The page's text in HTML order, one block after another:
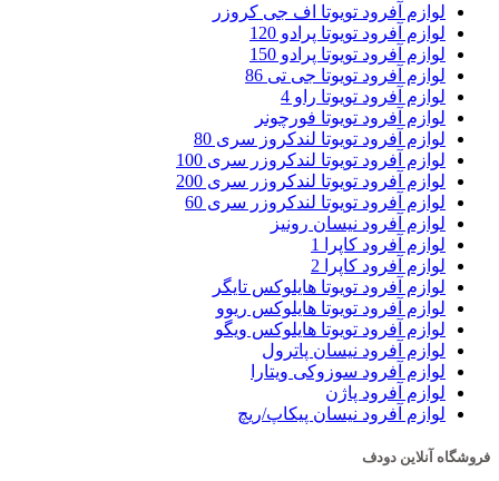
لوازم آفرود تویوتا اف جی کروزر
لوازم آفرود تویوتا پرادو 120
لوازم آفرود تویوتا پرادو 150
لوازم آفرود تویوتا جی تی 86
لوازم آفرود تویوتا راو 4
لوازم آفرود تویوتا فورچونر
لوازم آفرود تویوتا لندکروز سری 80
لوازم آفرود تویوتا لندکروزر سری 100
لوازم آفرود تویوتا لندکروزر سری 200
لوازم آفرود تویوتا لندکروزر سری 60
لوازم آفرود نیسان رونیز
لوازم آفرود کاپرا 1
لوازم آفرود کاپرا 2
لوازم آفرود تویوتا هایلوکس تایگر
لوازم آفرود تویوتا هایلوکس ریوو
لوازم آفرود تویوتا هایلوکس ویگو
لوازم آفرود نیسان پاترول
لوازم آفرود سوزوکی ویتارا
لوازم آفرود پاژن
لوازم آفرود نیسان پیکاپ/ریچ
فروشگاه آنلاین دودف